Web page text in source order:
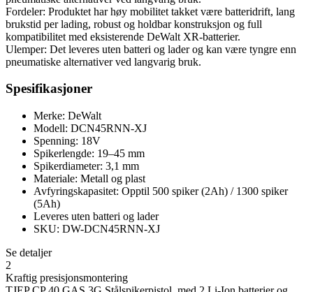
Fordeler: Produktet har høy mobilitet takket være batteridrift, lang
brukstid per lading, robust og holdbar konstruksjon og full
kompatibilitet med eksisterende DeWalt XR-batterier.
Ulemper: Det leveres uten batteri og lader og kan være tyngre enn
pneumatiske alternativer ved langvarig bruk.
Spesifikasjoner
Merke: DeWalt
Modell: DCN45RNN-XJ
Spenning: 18V
Spikerlengde: 19–45 mm
Spikerdiameter: 3,1 mm
Materiale: Metall og plast
Avfyringskapasitet: Opptil 500 spiker (2Ah) / 1300 spiker
(5Ah)
Leveres uten batteri og lader
SKU: DW-DCN45RNN-XJ
Se detaljer
2
Kraftig presisjonsmontering